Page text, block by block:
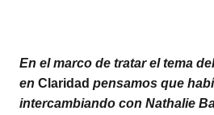
En el marco de tratar el tema
en Claridad pensamos que
intercambiando con Nathalie